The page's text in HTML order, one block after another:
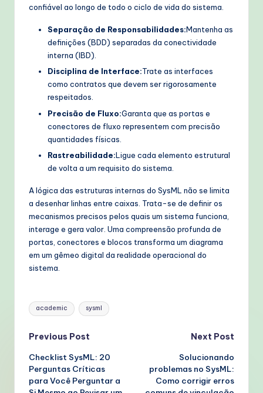
confiável ao longo de todo o ciclo de vida do sistema.
Separação de Responsabilidades:Mantenha as
definições (BDD) separadas da conectividade
interna (IBD).
Disciplina de Interface:Trate as interfaces
como contratos que devem ser rigorosamente
respeitados.
Precisão de Fluxo:Garanta que as portas e
conectores de fluxo representem com precisão
quantidades físicas.
Rastreabilidade:Ligue cada elemento estrutural
de volta a um requisito do sistema.
A lógica das estruturas internas do SysML não se limita
a desenhar linhas entre caixas. Trata-se de definir os
mecanismos precisos pelos quais um sistema funciona,
interage e gera valor. Uma compreensão profunda de
portas, conectores e blocos transforma um diagrama
em um gêmeo digital da realidade operacional do
sistema.
Tags:
academic sysml
Post
navigation
Previous Post
Checklist SysML: 20
Perguntas Críticas
para Você Perguntar a
Next Post
Solucionando
problemas no SysML:
Como corrigir erros